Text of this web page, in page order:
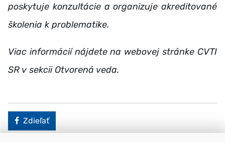
poskytuje konzultácie a organizuje akreditované
školenia k problematike.
Viac informácií nájdete na webovej stránke CVTI
SR v sekcii Otvorená veda.
Facebook
Zdieľať